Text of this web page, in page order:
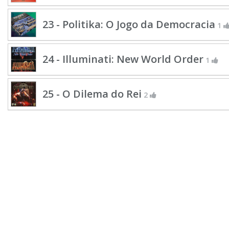
23 - Politika: O Jogo da Democracia 1
24 - Illuminati: New World Order 1
25 - O Dilema do Rei 2